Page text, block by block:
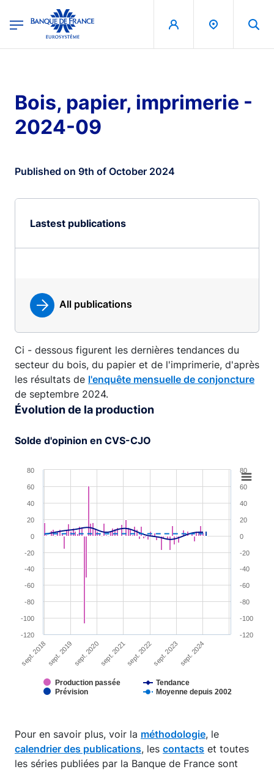
Banque de France - Menu Principal
Bois, papier, imprimerie -
2024-09
Published on 9th of October 2024
Lastest publications
All publications
Ci - dessous figurent les dernières tendances du
secteur du bois, du papier et de l'imprimerie, d'après
les résultats de l'enquête mensuelle de conjoncture
de septembre 2024.
Évolution de la production
Solde d'opinion en CVS-CJO
Combination chart with 4 data series.
View as data table, Chart
The chart has 1 X axis displaying XAxis.
The chart has 2 Y axes displaying YAxis and YAxis 2.
Production passée
Tendance
Prévision
Moyenne depuis 2002
sept. 2018 sept. 2019 sept. 2020 sept. 2021sept. 2022 sept. 2023 sept. 2024
-120
-100
-80
-60
-40
-20
0
20
40
60
80
-120
-100
-80
-60
-40
-20
0
20
40
60
80
Pour en savoir plus, voir la méthodologie, le
calendrier des publications, les contacts et toutes
les séries publiées par la Banque de France sont